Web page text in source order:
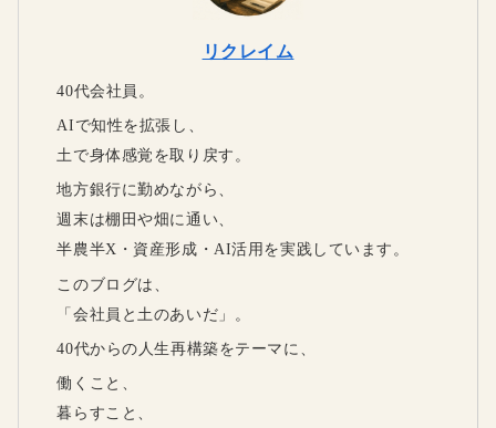
リクレイム
40代会社員。
AIで知性を拡張し、
土で身体感覚を取り戻す。
地方銀行に勤めながら、
週末は棚田や畑に通い、
半農半X・資産形成・AI活用を実践しています。
このブログは、
「会社員と土のあいだ」。
40代からの人生再構築をテーマに、
働くこと、
暮らすこと、